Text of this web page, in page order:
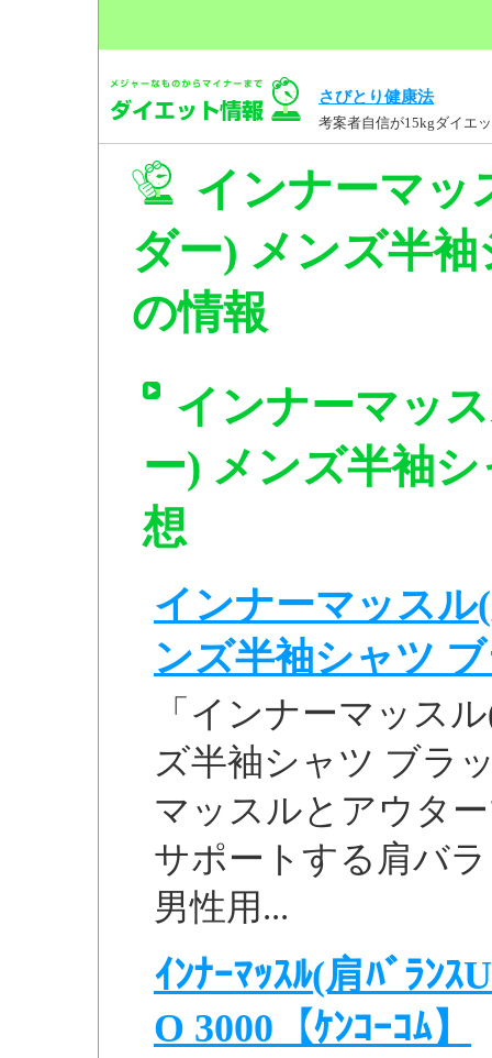
さびとり健康法
考案者自信が15kgダイエ
インナーマッ
ダー) メンズ半
の情報
インナーマッ
ー) メンズ半袖
想
インナーマッス
ンズ半袖シャツ
「インナーマッス
ズ半袖シャツ ブラ
マッスルとアウタ
サポートする肩バ
男性用...
ｲﾝﾅｰﾏｯｽﾙ(肩ﾊﾞﾗﾝｽ
O 3000【ｹﾝｺｰｺﾑ】